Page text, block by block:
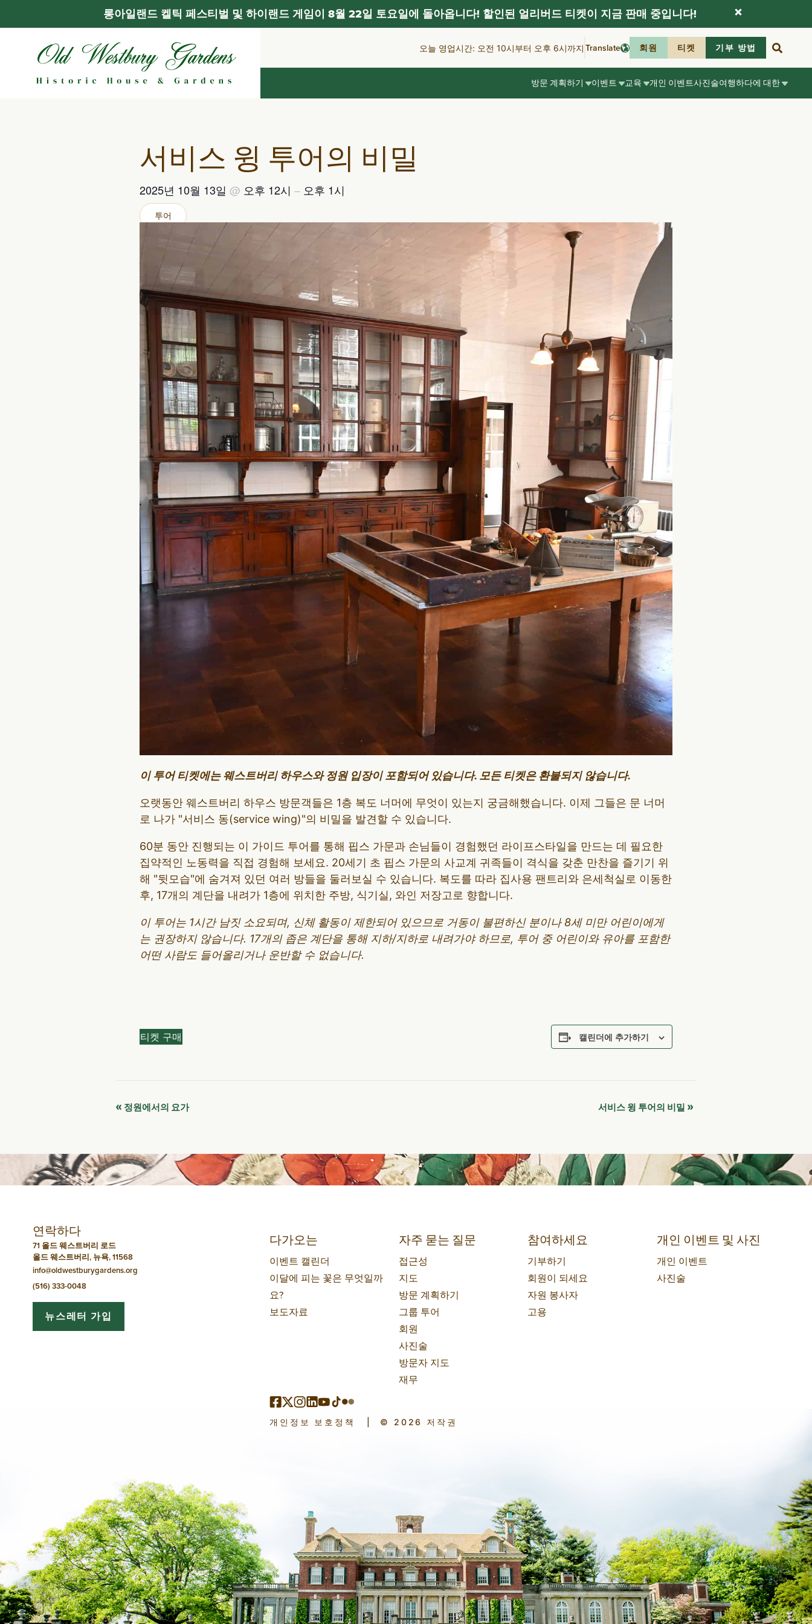
오늘 영업시간: 오전 10시부터 오후 6시까지 Translate 회원 티켓 기부 방법
방문 계획하기 이벤트 교육 개인 이벤트사진술여행하다에 대한
서비스 윙 투어의 비밀
2025년 10월 13일 @ 오후 12시 – 오후 1시
투어
이 투어 티켓에는 웨스트버리 하우스와 정원 입장이 포함되어 있습니다. 모든 티켓은 환불되지 않습니다.
오랫동안 웨스트버리 하우스 방문객들은 1층 복도 너머에 무엇이 있는지 궁금해했습니다. 이제 그들은 문 너머
로 나가 "서비스 동(service wing)"의 비밀을 발견할 수 있습니다.
60분 동안 진행되는 이 가이드 투어를 통해 핍스 가문과 손님들이 경험했던 라이프스타일을 만드는 데 필요한
집약적인 노동력을 직접 경험해 보세요. 20세기 초 핍스 가문의 사교계 귀족들이 격식을 갖춘 만찬을 즐기기 위
해 "뒷모습"에 숨겨져 있던 여러 방들을 둘러보실 수 있습니다. 복도를 따라 집사용 팬트리와 은세척실로 이동한
후, 17개의 계단을 내려가 1층에 위치한 주방, 식기실, 와인 저장고로 향합니다.
이 투어는 1시간 남짓 소요되며, 신체 활동이 제한되어 있으므로 거동이 불편하신 분이나 8세 미만 어린이에게
는 권장하지 않습니다. 17개의 좁은 계단을 통해 지하/지하로 내려가야 하므로, 투어 중 어린이와 유아를 포함한
어떤 사람도 들어올리거나 운반할 수 없습니다.
티켓 구매 캘린더에 추가하기
이
트
네
게
이
션
« 정원에서의 요가 서비스 윙 투어의 비밀 »
연락하다
71 올드 웨스트버리 로드
올드 웨스트버리, 뉴욕, 11568
info@oldwestburygardens.org
(516) 333-0048
뉴스레터 가입
다가오는
이벤트 캘린더
이달에 피는 꽃은 무엇일까
요?
보도자료
자주 묻는 질문
접근성
지도
방문 계획하기
그룹 투어
회원
사진술
방문자 지도
재무
참여하세요
기부하기
회원이 되세요
자원 봉사자
고용
개인 이벤트 및 사진
개인 이벤트
사진술
개인정보 보호정책 © 2026 저작권
롱아일랜드 켈틱 페스티벌 및 하이랜드 게임이 8월 22일 토요일에 돌아옵니다! 할인된 얼리버드 티켓이 지금 판매 중입니다!